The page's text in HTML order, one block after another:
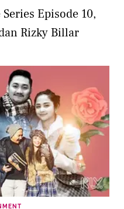
Episode 10,
Rizky Billar